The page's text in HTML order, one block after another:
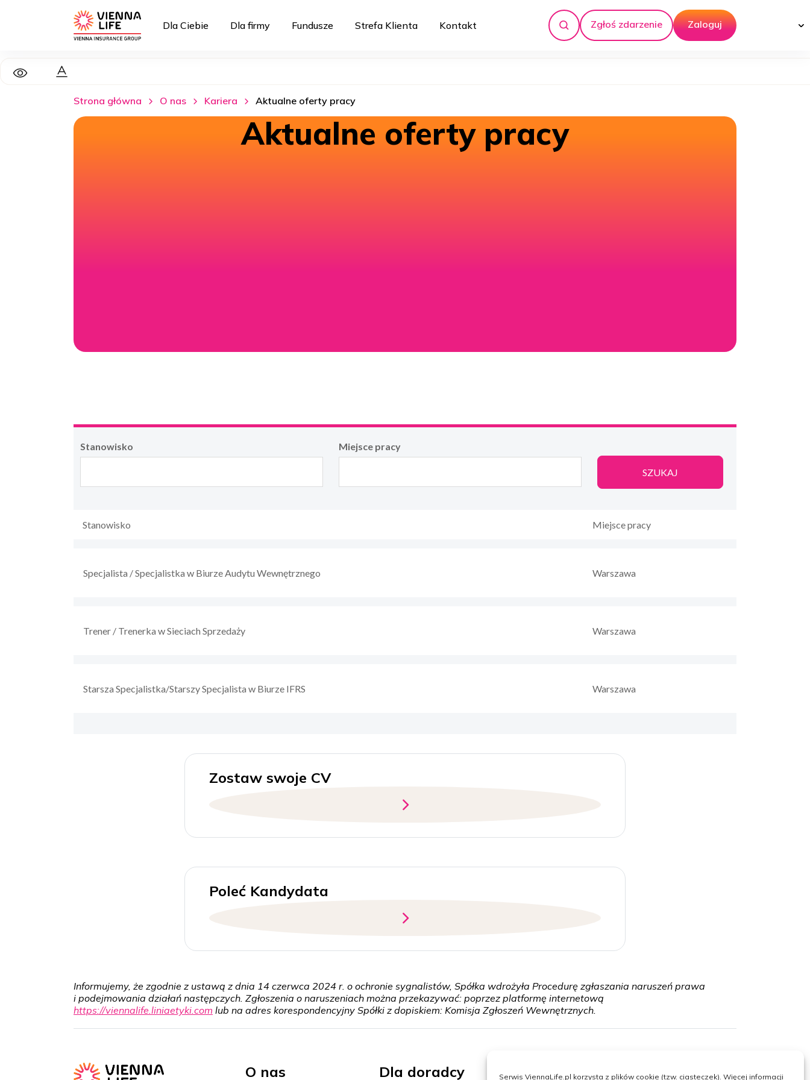
Serwis ViennaLife.pl korzysta z plików cookie (tzw. ciasteczek). Więcej informacji
Dla Ciebie Dla firmy Fundusze Strefa Klienta Kontakt
Szukaj
Zgłoś zdarzenie Zaloguj
Strona główna O nas Kariera Aktualne oferty pracy
Aktualne oferty pracy
Stanowisko Miejsce pracy
Stanowisko Miejsce pracy
Specjalista / Specjalistka w Biurze Audytu Wewnętrznego Warszawa
Trener / Trenerka w Sieciach Sprzedaży Warszawa
Starsza Specjalistka/Starszy Specjalista w Biurze IFRS Warszawa
Zostaw swoje CV
Poleć Kandydata
Informujemy, że zgodnie z ustawą z dnia 14 czerwca 2024 r. o ochronie sygnalistów, Spółka wdrożyła Procedurę zgłaszania naruszeń prawa
i podejmowania działań następczych. Zgłoszenia o naruszeniach można przekazywać: poprzez platformę internetową
https://viennalife.liniaetyki.com lub na adres korespondencyjny Spółki z dopiskiem: Komisja Zgłoszeń Wewnętrznych.
O nas Dla doradcy Nota prawna